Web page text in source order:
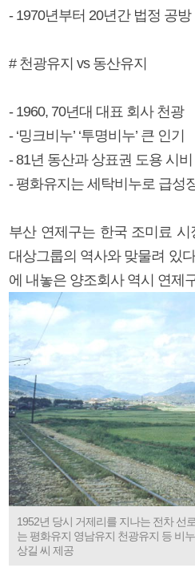
- 1970년부터 20년간 법정 공방
# 천광유지 vs 동산유지
- 1960, 70년대 대표 회사 천광
- ‘밍크비누’ ‘투명비누’ 큰 인기
- 81년 동산과 상표권 도용 시비
- 평화유지는 세탁비누로 급성
부산 연제구는 한국 조미료 시
대상그룹의 역사와 맞물려 있
에 내놓은 양조회사 역시 연제
1952년 당시 거제리를 지나는 전차 선
는 평화유지 영남유지 천광유지 등 비
상길 씨 제공